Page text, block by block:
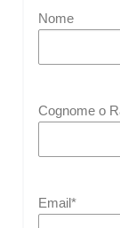
Nome
Cognome o
Email*